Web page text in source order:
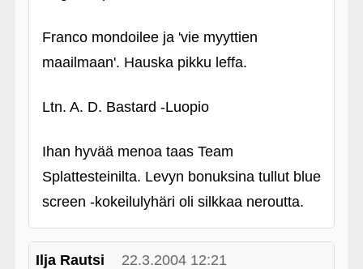
Franco mondoilee ja 'vie myyttien
maailmaan'. Hauska pikku leffa.
Ltn. A. D. Bastard ‑Luopio
Ihan hyvää menoa taas Team
Splattesteinilta. Levyn bonuksina tullut blue
screen ‑kokeilulyhäri oli silkkaa neroutta.
Ilja Rautsi 22.3.2004 12:21